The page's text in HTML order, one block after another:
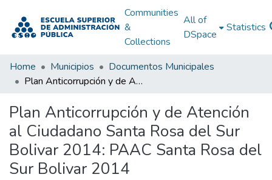
Communities
&
Collections
All of
DSpace
Statistics
Home Municipios
Documentos Municipales
Plan Anticorrupción y de Atención al Ciudadano Santa Rosa del Sur Bolivar 2014: PAAC Santa Rosa del Sur Bolivar 2014
Plan Anticorrupción y de Atención
al Ciudadano Santa Rosa del Sur
Bolivar 2014: PAAC Santa Rosa del
Sur Bolivar 2014